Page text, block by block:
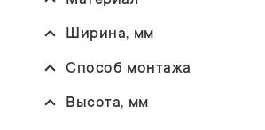
Ширина, мм
Способ монтажа
Высота, мм